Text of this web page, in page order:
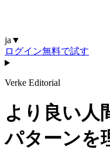
ja ▼
ログイン無料で試す
Verke Editorial
より良い人
パターンを